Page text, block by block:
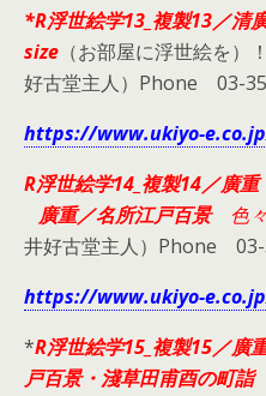
*R浮世絵学13_複製13／
size （お部屋に浮世絵を
好古堂主人）Phone 03-
https://www.ukiyo-
R浮世絵学14_複製14／廣
廣重／名所江戸百景色々
井好古堂主人）Phone
https://www.ukiyo-
*R浮世絵学15_複製15／
戸百景・淺草田甫酉の町詣